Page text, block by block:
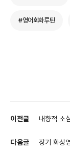
#영어회화루틴
이전글 내향적 소
다음글 장기 화상